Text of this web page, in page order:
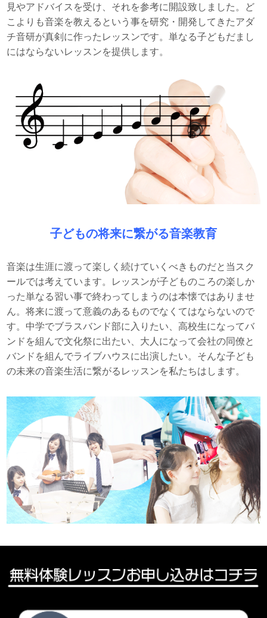
見やアドバイスを受け、それを参考に開設致しました。ど
こよりも音楽を教えるという事を研究・開発してきたアダ
チ音研が真剣に作ったレッスンです。単なる子どもだまし
にはならないレッスンを提供します。
子どもの将来に繋がる音楽教育
音楽は生涯に渡って楽しく続けていくべきものだと当スク
ールでは考えています。レッスンが子どものころの楽しか
った単なる習い事で終わってしまうのは本懐ではありませ
ん。将来に渡って意義のあるものでなくてはならないので
す。中学でブラスバンド部に入りたい、高校生になってバ
ンドを組んで文化祭に出たい、大人になって会社の同僚と
バンドを組んでライブハウスに出演したい。そんな子ども
の未来の音楽生活に繋がるレッスンを私たちはします。